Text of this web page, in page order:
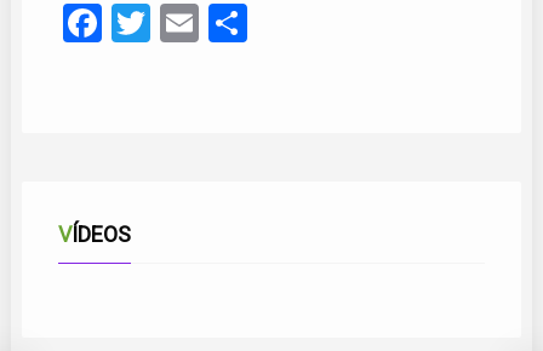
Facebook
TwitterEmail
VÍDEOSTÚ ERES PARA MI